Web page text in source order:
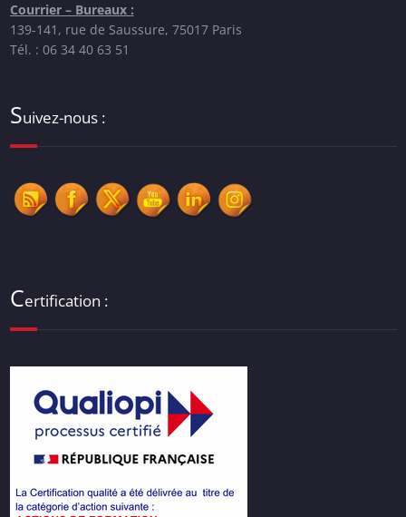
Courrier – Bureaux :
139-141, rue de Saussure, 75017 Paris
Tél. : 06 34 40 63 51
Suivez-nous :
Certification :